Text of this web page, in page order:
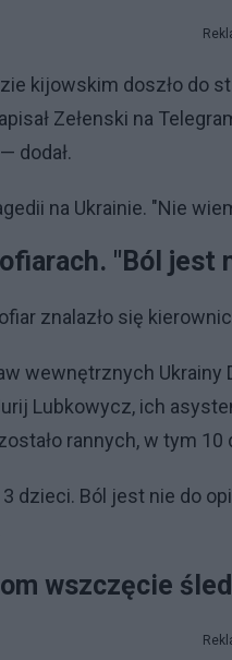
kijowskim doszło do
Zełenski na
dodał.
na Ukrainie. "Nie
"Ból jest
znalazło się
wewnętrznych
Lubkowycz, ich
rannych, w tym 10
dzieci. Ból jest nie do
wszczęcie